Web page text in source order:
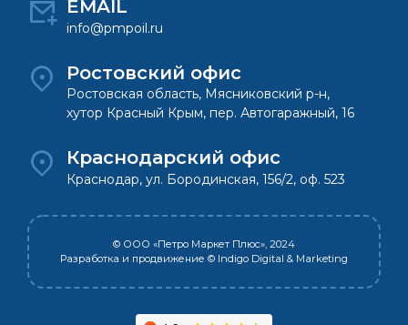
EMAIL
info@pmpoil.ru
Ростовский офис
Ростовская область, Мясниковский р-н,
хутор Красный Крым, пер. Автогаражный, 16
Краснодарский офис
Краснодар, ул. Бородинская, 156/2, оф. 523
© ООО «Петро Маркет Плюс», 2024
Разработка и продвижение © Indigo Digital & Marketing